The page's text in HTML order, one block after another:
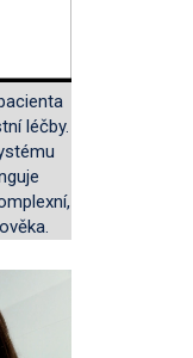
léčby.